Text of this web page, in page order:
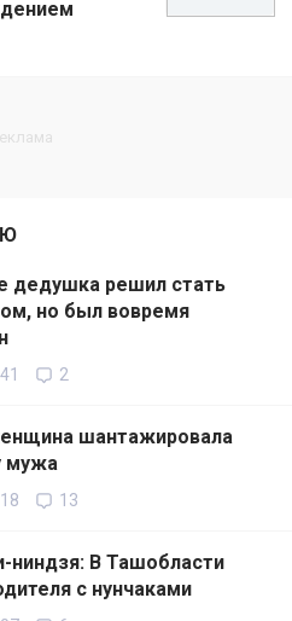
дедушка решил стать
но был вовремя
2
шантажировала
мужа
13
ниндзя: В Ташобласти
с нунчаками